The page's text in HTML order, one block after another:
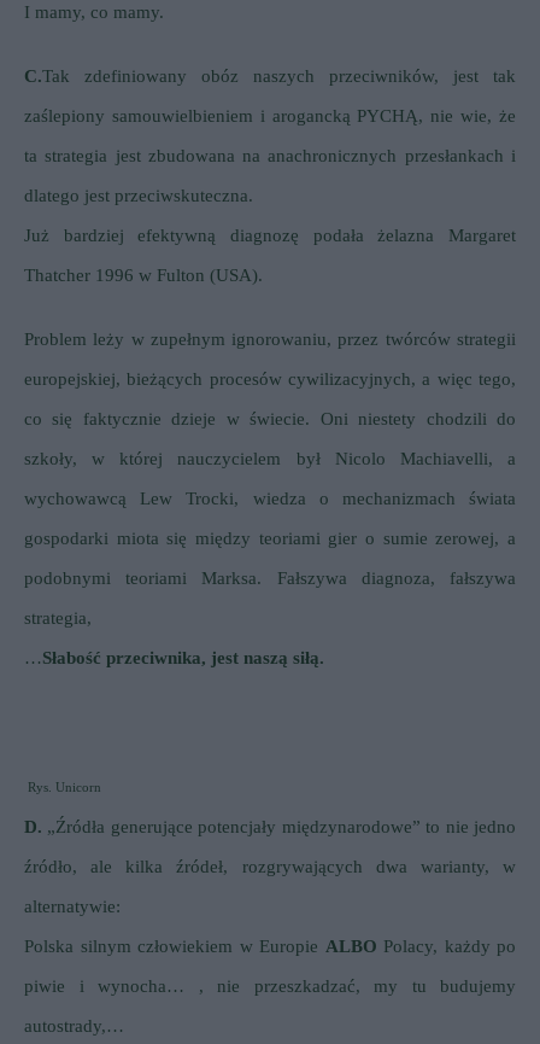
I mamy, co mamy.
C.Tak zdefiniowany obóz naszych przeciwników, jest tak
zaślepiony samouwielbieniem i arogancką PYCHĄ, nie wie, że
ta strategia jest zbudowana na anachronicznych przesłankach i
dlatego jest przeciwskuteczna.
Już bardziej efektywną diagnozę podała żelazna Margaret
Thatcher 1996 w Fulton (USA).
Problem leży w zupełnym ignorowaniu, przez twórców strategii
europejskiej, bieżących procesów cywilizacyjnych, a więc tego,
co się faktycznie dzieje w świecie. Oni niestety chodzili do
szkoły, w której nauczycielem był Nicolo Machiavelli, a
wychowawcą Lew Trocki, wiedza o mechanizmach świata
gospodarki miota się między teoriami gier o sumie zerowej, a
podobnymi teoriami Marksa. Fałszywa diagnoza, fałszywa
strategia,
…Słabość przeciwnika, jest naszą siłą.
Rys. Unicorn
D. „Źródła generujące potencjały międzynarodowe” to nie jedno
źródło, ale kilka źródeł, rozgrywających dwa warianty, w
alternatywie:
Polska silnym człowiekiem w Europie ALBO Polacy, każdy po
piwie i wynocha… , nie przeszkadzać, my tu budujemy
autostrady,…